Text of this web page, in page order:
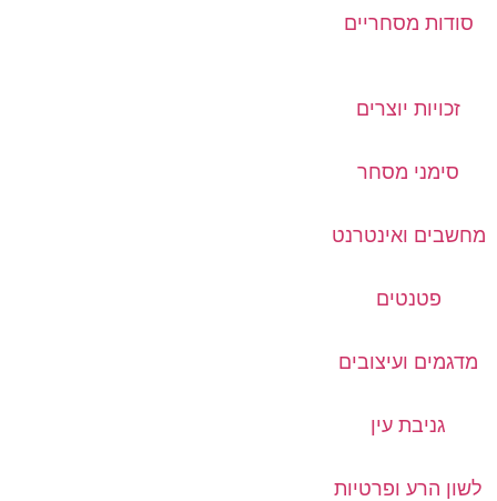
סודות מסחריים
זכויות יוצרים
סימני מסחר
מחשבים ואינטרנט
פטנטים
מדגמים ועיצובים
גניבת עין
לשון הרע ופרטיות